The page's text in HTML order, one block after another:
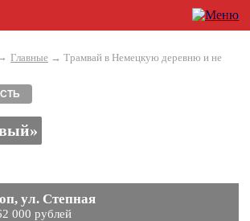
Главные → Трамвай в Немецкую деревню и не
ул. Степная
000 рублей